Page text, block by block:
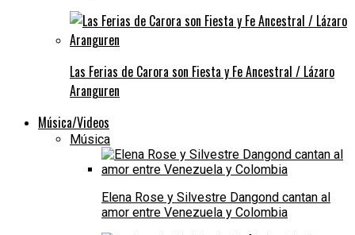
Las Ferias de Carora son Fiesta y Fe Ancestral / Lázaro
Aranguren
Música/Videos
Música
Elena Rose y Silvestre Dangond cantan al
amor entre Venezuela y Colombia